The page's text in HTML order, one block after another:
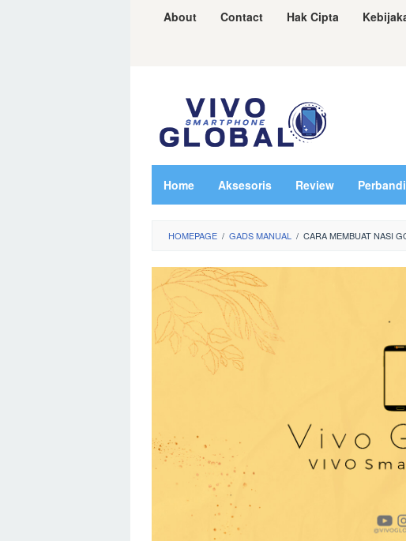
About Contact Hak Cipta
Home Aksesoris Review
HOMEPAGE / GADS MANUAL / CARA MEMBUAT NASI